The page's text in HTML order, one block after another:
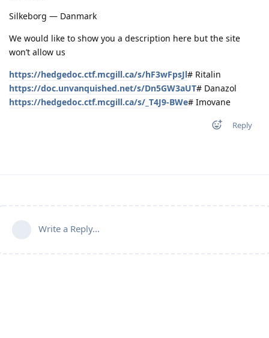
Silkeborg — Danmark
We would like to show you a description here but the site
won’t allow us
https://hedgedoc.ctf.mcgill.ca/s/hF3wFpsJl# Ritalin
https://doc.unvanquished.net/s/Dn5GW3aUT# Danazol
https://hedgedoc.ctf.mcgill.ca/s/_T4J9-BWe# Imovane
Reply
Write a Reply...